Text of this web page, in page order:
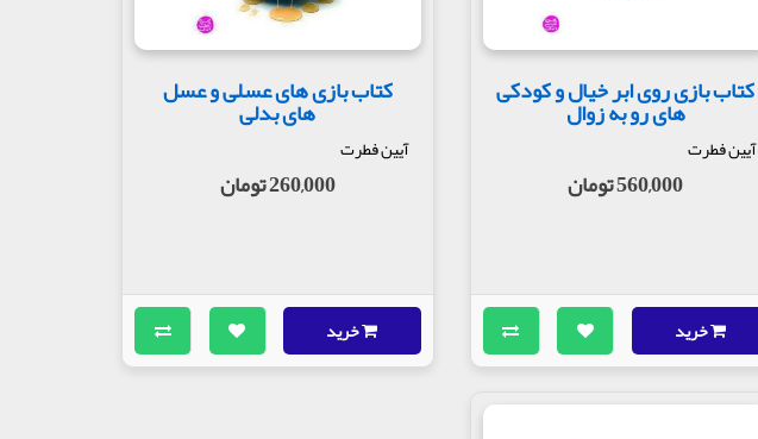
کتاب بازی روی ابر خیال و کودکی
های رو به زوال
آیین فطرت
560,000 تومان
خرید
کتاب بازی های عسلی و عسل
های بدلی
آیین فطرت
260,000 تومان
خرید